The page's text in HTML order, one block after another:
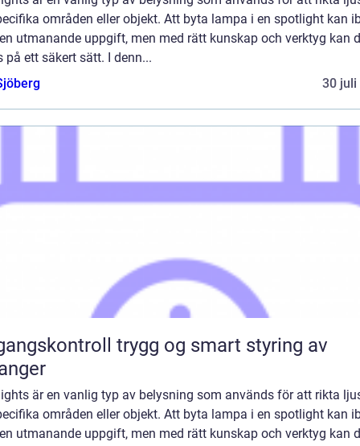
områden eller objekt. Att byta lampa i en spotlight kan
utmanande uppgift, men med rätt kunskap och verktyg kan
på ett säkert sätt. I denn...
30 juli
trygg og smart styring av
är en vanlig typ av belysning som används för att rikta
områden eller objekt. Att byta lampa i en spotlight kan
utmanande uppgift, men med rätt kunskap och verktyg kan